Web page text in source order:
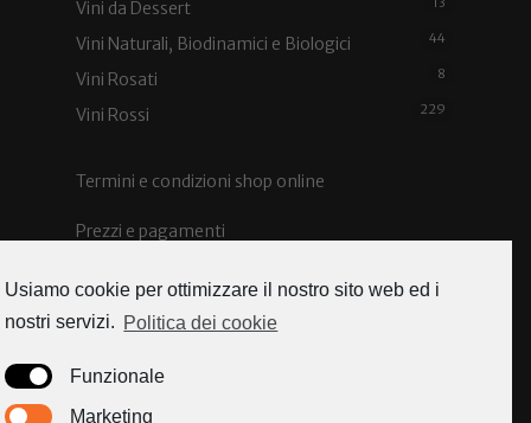
Vini da Dessert
Vini Naturali, Biodinamici e Biologici 44
Vini Rosati 8
Vini Rossi 229
Termini e condizioni shop online
Prezzi e pagamenti
Spedizioni e costi
Caorle news
Usiamo cookie per ottimizzare il nostro sito web ed i
nostri servizi. Politica dei cookie
Funzionale
Marketing